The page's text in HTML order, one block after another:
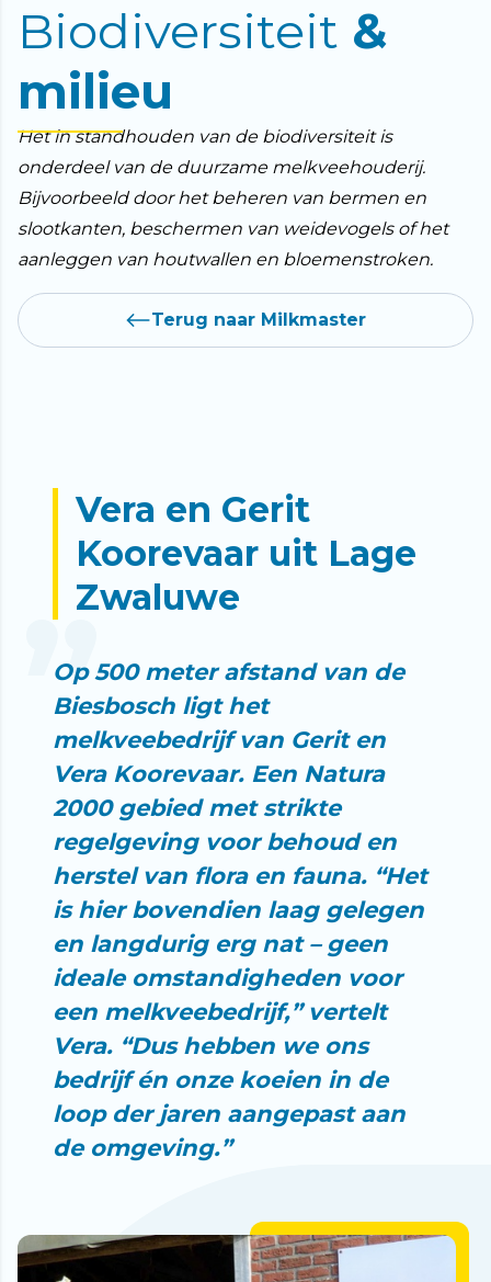
Biodiversiteit &
milieu
Het in standhouden van de biodiversiteit is
onderdeel van de duurzame melkveehouderij.
Bijvoorbeeld door het beheren van bermen en
slootkanten, beschermen van weidevogels of het
aanleggen van houtwallen en bloemenstroken.
Terug naar Milkmaster
Vera en Gerit
Koorevaar uit Lage
Zwaluwe
Op 500 meter afstand van de
Biesbosch ligt het
melkveebedrijf van Gerit en
Vera Koorevaar. Een Natura
2000 gebied met strikte
regelgeving voor behoud en
herstel van flora en fauna. “Het
is hier bovendien laag gelegen
en langdurig erg nat – geen
ideale omstandigheden voor
een melkveebedrijf,” vertelt
Vera. “Dus hebben we ons
bedrijf én onze koeien in de
loop der jaren aangepast aan
de omgeving.”